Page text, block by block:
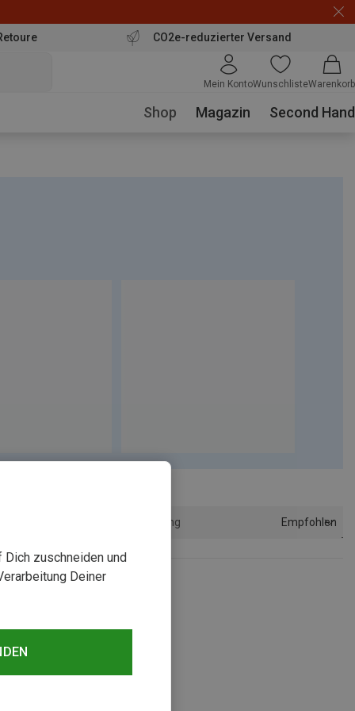
CO2e-reduzierter Versand
Mein KontoWunschlisteWarenkorb
Shop Magazin Second Hand
Sortierung Empfohlen
zuschneiden und
Deiner